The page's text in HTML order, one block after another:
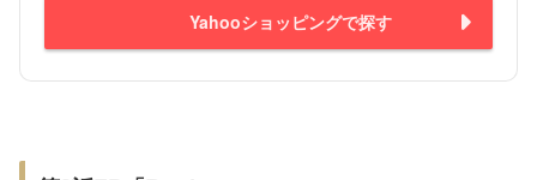
Yahooショッピングで探す